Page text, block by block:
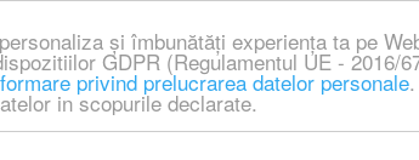
și îmbunătăți experiența ta pe
GDPR (Regulamentul UE - 2016/
privind prelucrarea datelor personale
in scopurile declarate.